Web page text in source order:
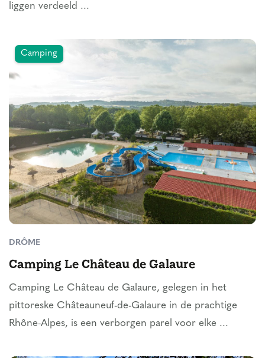
liggen verdeeld ...
Camping
DRÔME
Camping Le Château de Galaure
Camping Le Château de Galaure, gelegen in het
pittoreske Châteauneuf-de-Galaure in de prachtige
Rhône-Alpes, is een verborgen parel voor elke ...